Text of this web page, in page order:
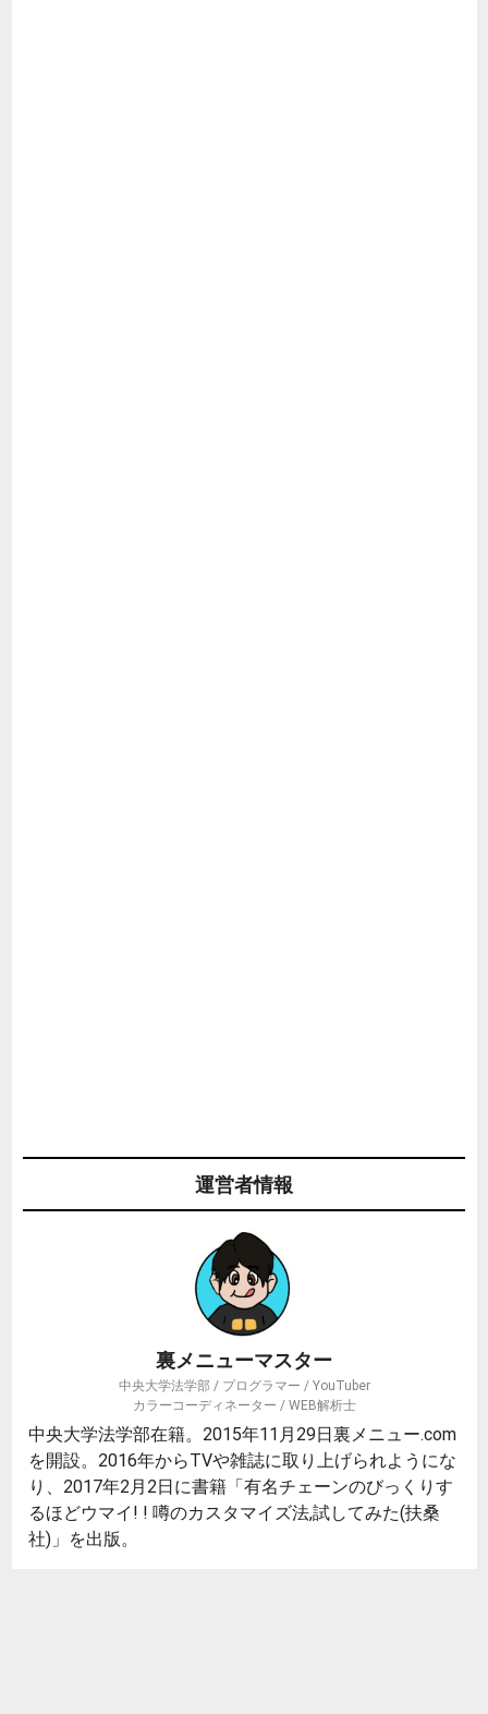
運営者情報
裏メニューマスター
中央大学法学部 / プログラマー / YouTuber
カラーコーディネーター / WEB解析士
中央大学法学部在籍。2015年11月29日裏メニュー.com
を開設。2016年からTVや雑誌に取り上げられようにな
り、2017年2月2日に書籍「有名チェーンのびっくりす
るほどウマイ! ! 噂のカスタマイズ法,試してみた(扶桑
社)」を出版。